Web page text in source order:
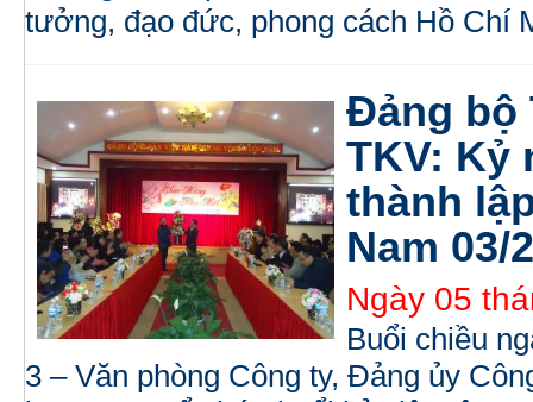
tưởng, đạo đức, phong cách Hồ Chí
Đảng bộ
TKV: Kỷ
thành
Nam 03/2
Ngày 05
Buổi chiều
3 – Văn phòng Công ty, Đảng ủy